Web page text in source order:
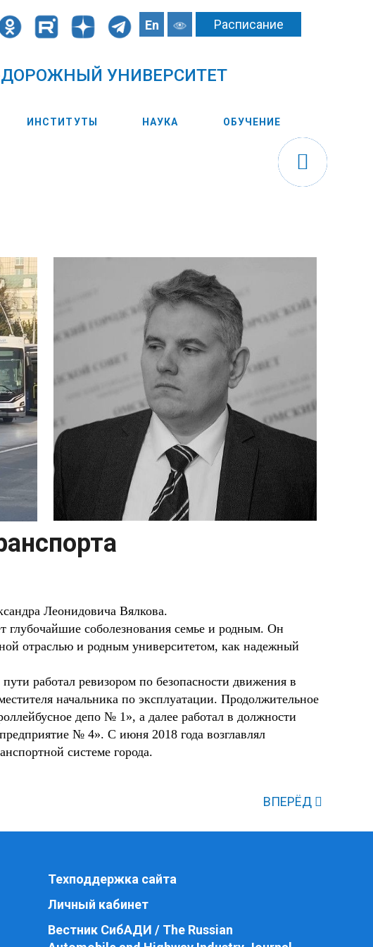
En Расписание
УНИВЕРСИТЕТ
ИНСТИТУТЫ НАУКА ОБУЧЕНИЕ
Леонидовича Вялкова.
соболезнования семье и родным. Он
отраслью и родным университетом, как надежный
работал ревизором по безопасности движения в
начальника по эксплуатации. Продолжительное
депо № 1», а далее работал в должности
№ 4». С июня 2018 года возглавлял
системе города.
ВПЕРЁД
Техподдержка сайта
Личный кабинет
Вестник СибАДИ / The Russian